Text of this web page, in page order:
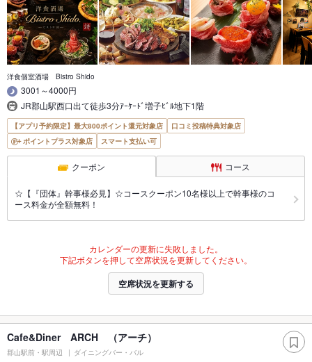
洋食個室酒場 Bistro Shido
3001～4000円
JR郡山駅西口出て徒歩3分ｱｰｹｰﾄﾞ増子ﾋﾞﾙ地下1階
【アプリ予約限定】最大800ポイント還元対象店
口コミ投稿特典対象店
ポイントプラス対象店
スマート支払い可
クーポン コース
☆【『団体』幹事様必見】☆コースクーポン10名様以上で幹事様のコ
ース料金が全額無料！
カレンダーの更新に失敗しました。
下記ボタンを押して空席状況を更新してください。
空席状況を更新する
Cafe&Diner ARCH （アーチ）
郡山駅前・駅周辺 ダイニングバー・バル